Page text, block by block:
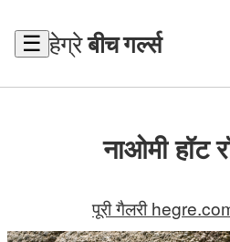
☰ हेग्रेबीच गर्ल्स
नाओमी हॉट
पूरी गैलरी